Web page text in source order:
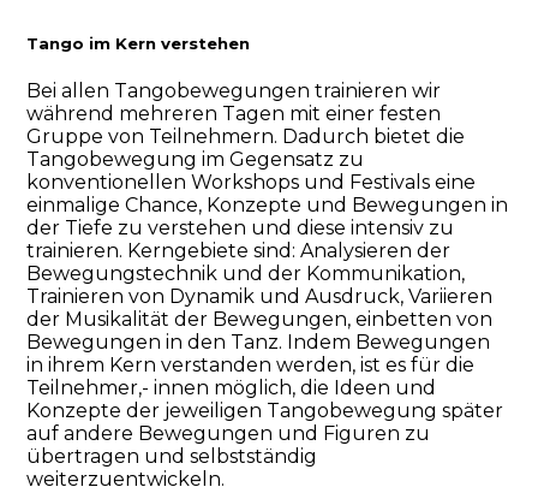
Tango im Kern verstehen
Bei allen Tangobewegungen trainieren wir
während mehreren Tagen mit einer festen
Gruppe von Teilnehmern. Dadurch bietet die
Tangobewegung im Gegensatz zu
konventionellen Workshops und Festivals eine
einmalige Chance, Konzepte und Bewegungen in
der Tiefe zu verstehen und diese intensiv zu
trainieren. Kerngebiete sind: Analysieren der
Bewegungstechnik und der Kommunikation,
Trainieren von Dynamik und Ausdruck, Variieren
der Musikalität der Bewegungen, einbetten von
Bewegungen in den Tanz. Indem Bewegungen
in ihrem Kern verstanden werden, ist es für die
Teilnehmer,- innen möglich, die Ideen und
Konzepte der jeweiligen Tangobewegung später
auf andere Bewegungen und Figuren zu
übertragen und selbstständig
weiterzuentwickeln.